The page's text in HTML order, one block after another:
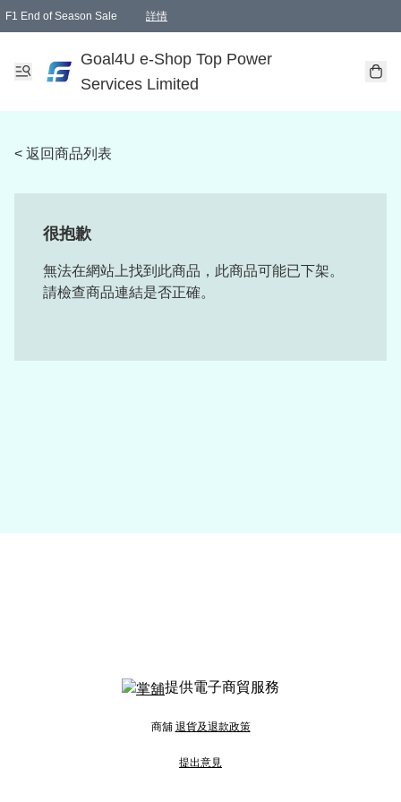
F1 End of Season Sale 詳情
Goal4U e-Shop Top Power
Services Limited
< 返回商品列表
很抱歉
無法在網站上找到此商品，此商品可能已下架。
請檢查商品連結是否正確。
提供電子商貿服務
商舖 退貨及退款政策
提出意見